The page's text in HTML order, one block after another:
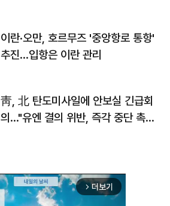
이란·오만, 호르무즈 '중앙항로 통항'
추진…입항은 이란 관리
靑, 北 탄도미사일에 안보실 긴급회
의…"유엔 결의 위반, 즉각 중단 촉
arrow_forward_ios 더보기